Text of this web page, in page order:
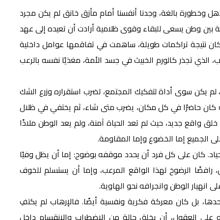
وخطورة بالغة، وجدنا أنفسنا أمام مأزق خانق لم يكن مجرد
وطن يسعى للبقاء وقوى ظلامية أرادت أن تعيده إلى عهد
نتيجة تراكمات طويلة، ساهمت في تفاقمها عوامل داخلية
الذي تجذر كالورم الخبيث في جسد الأمة، مغذيًا نفسه بالرعب
لم يكن سوى أداة لتفكيك المجتمع، لضرب استقراره وزرع الشك
كان حاضرًا في كل مكان، يضرب متى شاء، ثم يختفي في ظلال
واقع جديد، حيث لم تعد الحياة آمنة، ولم يعد الوطن ملاذًا
الجميع إما الخضوع وإما المقاومة.
كان على كل فرد أن يحدد موقفه بوضوح: إما أن يظل وفيًا
رافضًا الرضوخ لهذا الواقع المرعب، وإما أن يستسلم للخوف
انهيار الوطن وانجرافه نحو الهاوية.
بل كان معركة فكرية ونفسية أيضًا. فالإرهاب لم يكتفِ